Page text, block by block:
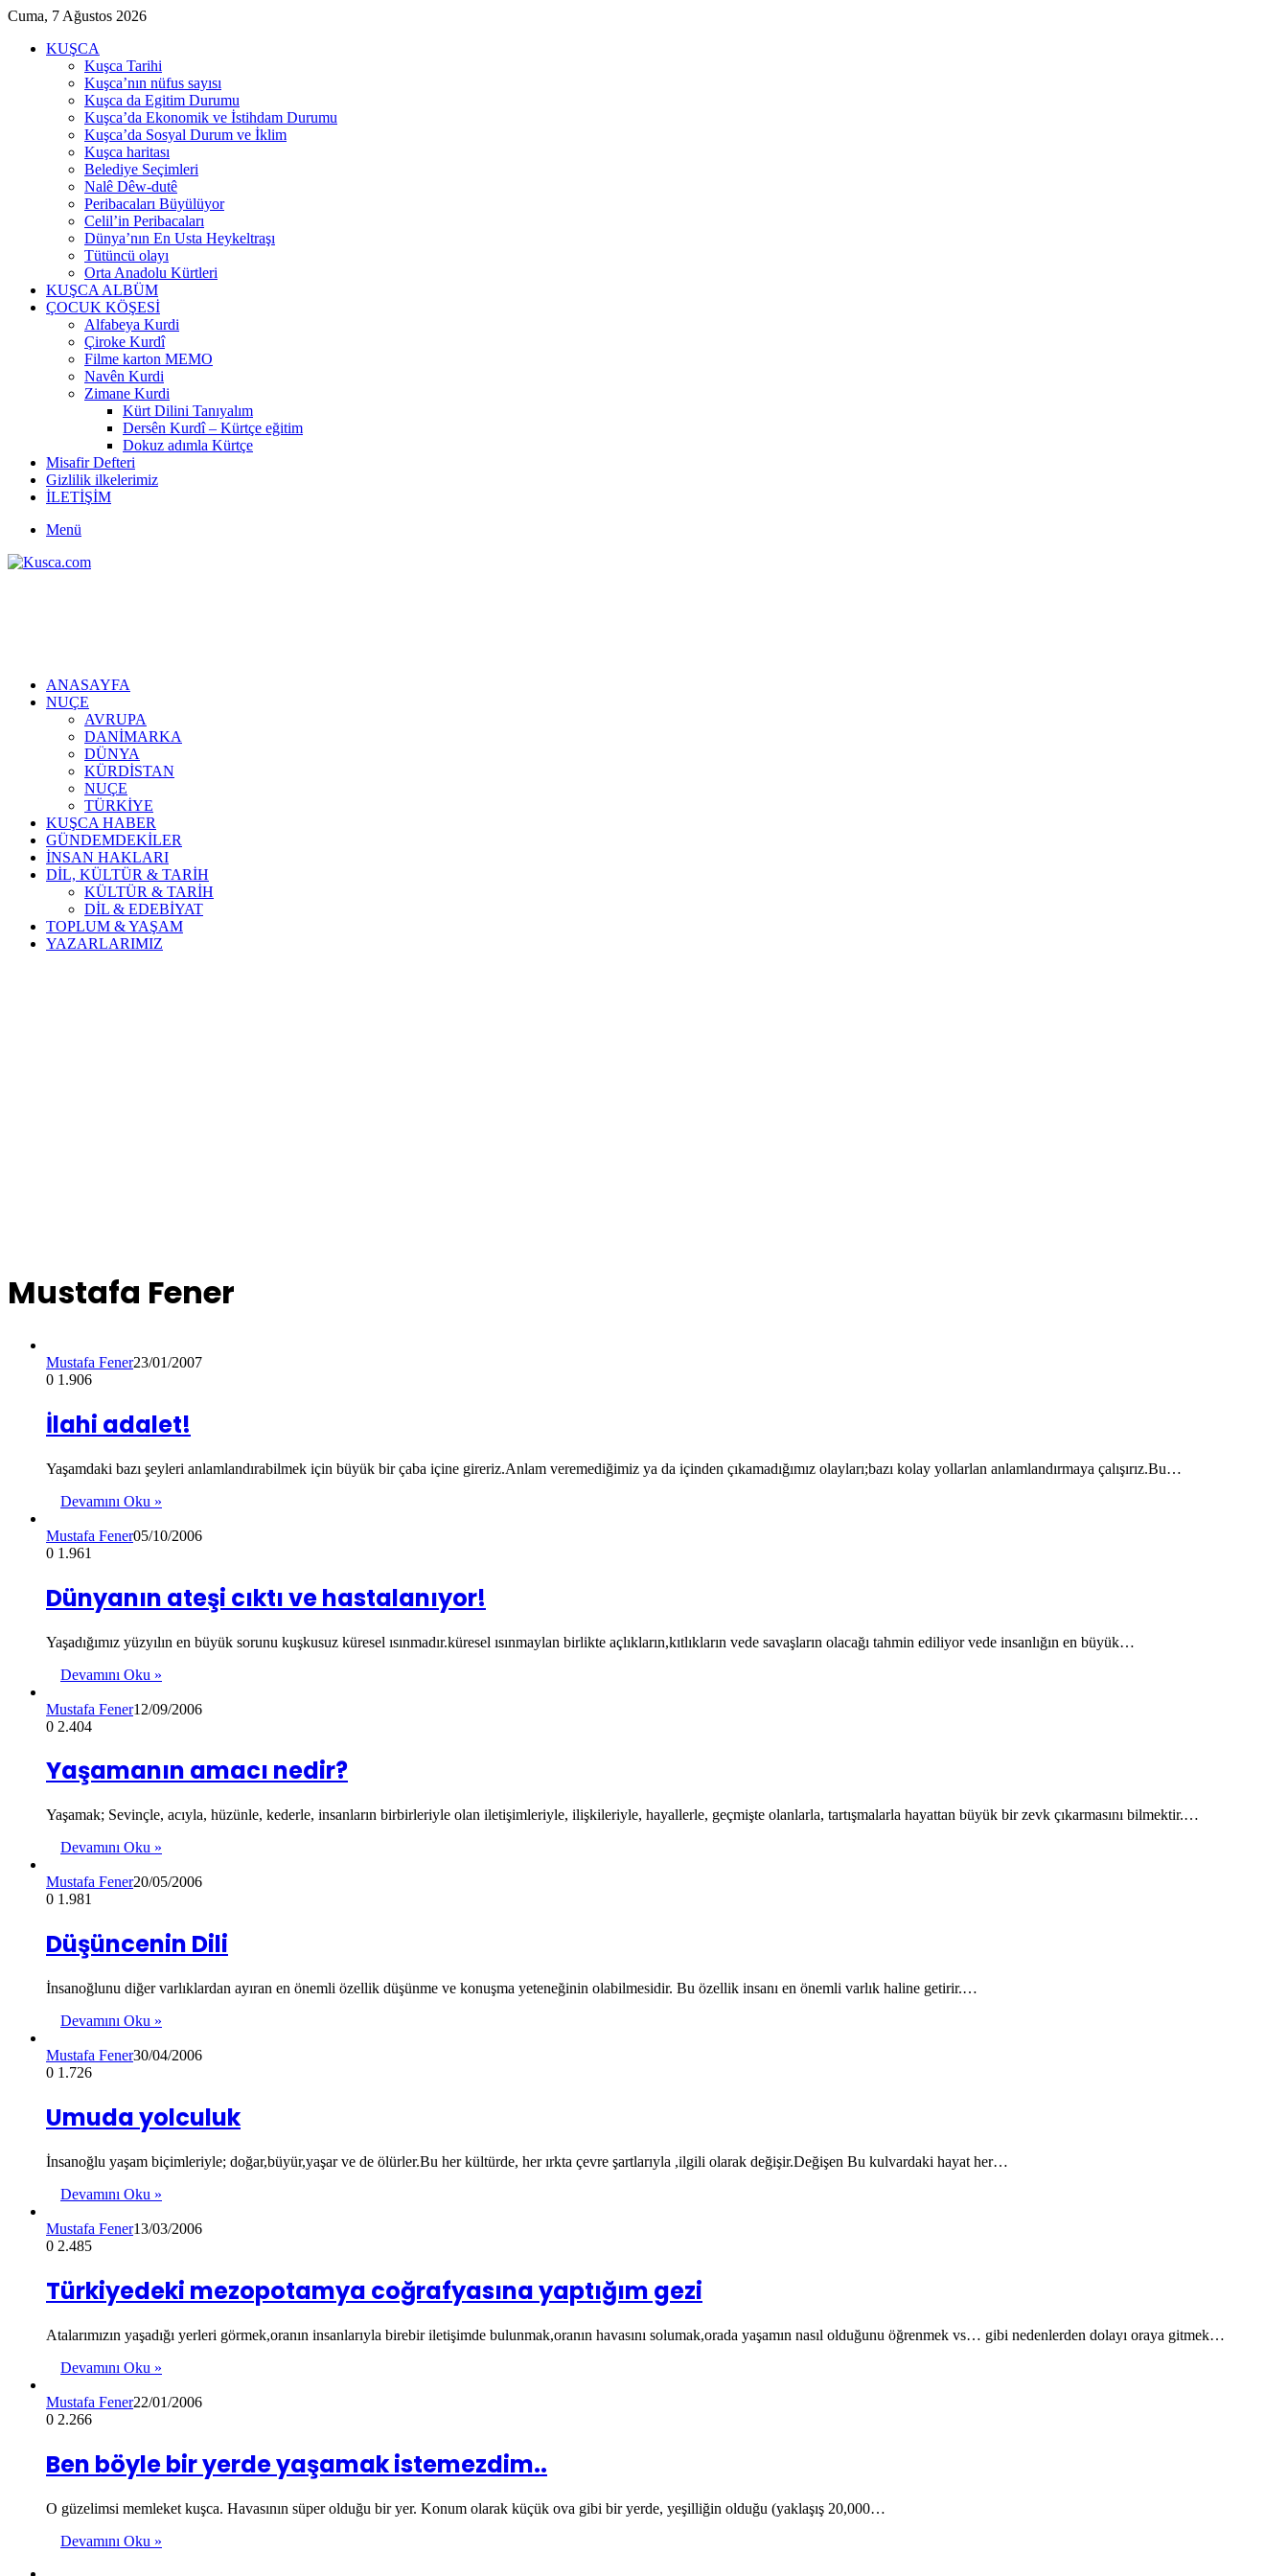
Cuma, 7 Ağustos 2026
KUŞCA
Kuşca Tarihi
Kuşca’nın nüfus sayısı
Kuşca da Egitim Durumu
Kuşca’da Ekonomik ve İstihdam Durumu
Kuşca’da Sosyal Durum ve İklim
Kuşca haritası
Belediye Seçimleri
Nalê Dêw-dutê
Peribacaları Büyülüyor
Celil’in Peribacaları
Dünya’nın En Usta Heykeltraşı
Tütüncü olayı
Orta Anadolu Kürtleri
KUŞCA ALBÜM
ÇOCUK KÖŞESİ
Alfabeya Kurdi
Çiroke Kurdî
Filme karton MEMO
Navên Kurdi
Zimane Kurdi
Kürt Dilini Tanıyalım
Dersên Kurdî – Kürtçe eğitim
Dokuz adımla Kürtçe
Misafir Defteri
Gizlilik ilkelerimiz
İLETİŞİM
Menü
ANASAYFA
NUÇE
AVRUPA
DANİMARKA
DÜNYA
KÜRDİSTAN
NUÇE
TÜRKİYE
KUŞCA HABER
GÜNDEMDEKİLER
İNSAN HAKLARI
DİL, KÜLTÜR & TARİH
KÜLTÜR & TARİH
DİL & EDEBİYAT
TOPLUM & YAŞAM
YAZARLARIMIZ
Mustafa Fener
Mustafa Fener23/01/2007
0 1.906
İlahi adalet!
Yaşamdaki bazı şeyleri anlamlandırabilmek için büyük bir çaba içine gireriz.Anlam veremediğimiz ya da içinden çıkamadığımız olayları;bazı kolay yollarlan anlamlandırmaya çalışırız.Bu…
Devamını Oku »
Mustafa Fener05/10/2006
0 1.961
Dünyanın ateşi cıktı ve hastalanıyor!
Yaşadığımız yüzyılın en büyük sorunu kuşkusuz küresel ısınmadır.küresel ısınmaylan birlikte açlıkların,kıtlıkların vede savaşların olacağı tahmin ediliyor vede insanlığın en büyük…
Devamını Oku »
Mustafa Fener12/09/2006
0 2.404
Yaşamanın amacı nedir?
Yaşamak; Sevinçle, acıyla, hüzünle, kederle, insanların birbirleriyle olan iletişimleriyle, ilişkileriyle, hayallerle, geçmişte olanlarla, tartışmalarla hayattan büyük bir zevk çıkarmasını bilmektir.…
Devamını Oku »
Mustafa Fener20/05/2006
0 1.981
Düşüncenin Dili
İnsanoğlunu diğer varlıklardan ayıran en önemli özellik düşünme ve konuşma yeteneğinin olabilmesidir. Bu özellik insanı en önemli varlık haline getirir.…
Devamını Oku »
Mustafa Fener30/04/2006
0 1.726
Umuda yolculuk
İnsanoğlu yaşam biçimleriyle; doğar,büyür,yaşar ve de ölürler.Bu her kültürde, her ırkta çevre şartlarıyla ,ilgili olarak değişir.Değişen Bu kulvardaki hayat her…
Devamını Oku »
Mustafa Fener13/03/2006
0 2.485
Türkiyedeki mezopotamya coğrafyasına yaptığım gezi
Atalarımızın yaşadığı yerleri görmek,oranın insanlarıyla birebir iletişimde bulunmak,oranın havasını solumak,orada yaşamın nasıl olduğunu öğrenmek vs… gibi nedenlerden dolayı oraya gitmek…
Devamını Oku »
Mustafa Fener22/01/2006
0 2.266
Ben böyle bir yerde yaşamak istemezdim..
O güzelimsi memleket kuşca. Havasının süper olduğu bir yer. Konum olarak küçük ova gibi bir yerde, yeşilliğin olduğu (yaklaşış 20,000…
Devamını Oku »